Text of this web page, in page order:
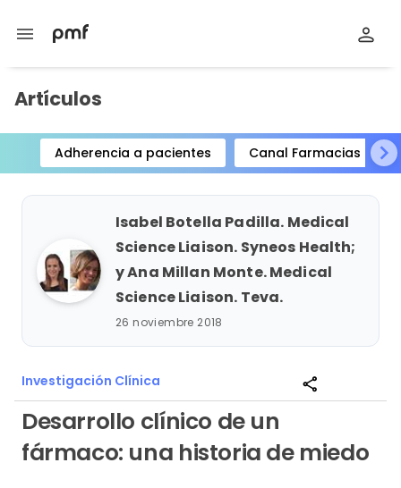
menu
Artículos
Adherencia a pacientes Canal Farmacias
Item
1
Isabel Botella Padilla. Medical
Science Liaison. Syneos Health;
y Ana Millan Monte. Medical
Science Liaison. Teva.
26 noviembre 2018
Investigación Clínica share
Desarrollo clínico de un
fármaco: una historia de miedo